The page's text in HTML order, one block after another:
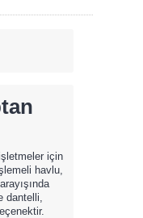
için
havlu,
dantelli,